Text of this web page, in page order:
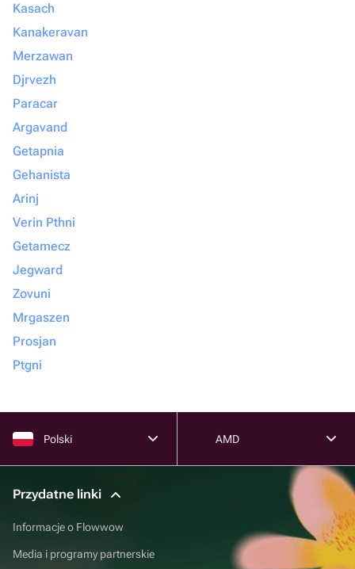
Kasach
Kanakeravan
Merzawan
Djrvezh
Paracar
Argavand
Getapnia
Gehanista
Arinj
Verin Pthni
Getamecz
Jegward
Zovuni
Mrgaszen
Prosjan
Ptgni
Polski AMD
Przydatne linki
Informacje o Flowwow
Media i programy partnerskie